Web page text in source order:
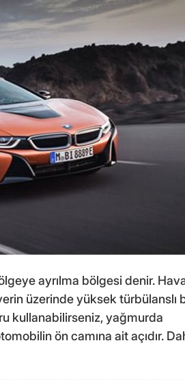
ayrılma bölgesi denir.
üzerinde yüksek türbülanslı
kullanabilirseniz, yağmurda
ön camına ait açıdır.